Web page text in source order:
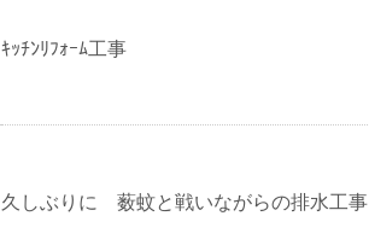
ｷｯﾁﾝﾘﾌｫｰﾑ工事
久しぶりに 薮蚊と戦いながらの排水工事